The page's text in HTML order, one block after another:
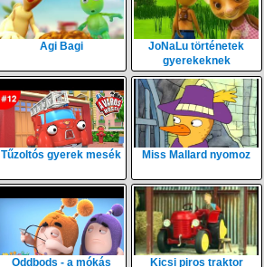
Agi Bagi
JoNaLu történetek
gyerekeknek
Tűzoltós gyerek mesék Miss Mallard nyomoz
Oddbods - a mókás Kicsi piros traktor